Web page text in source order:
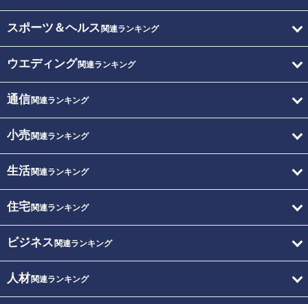
スポーツ＆ヘルス 関連ランキング
ウエディング関連ランキング
通信関連ランキング
小売関連ランキング
生活関連ランキング
住宅関連ランキング
ビジネス 関連ランキング
人材関連ランキング